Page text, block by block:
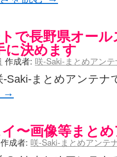
で長野県オー
に決めます
作成者: 咲-Saki-まとめアン
Saki-まとめアンテナ
→
〜画像等まと
作成者: 咲-Saki-まとめアンテ